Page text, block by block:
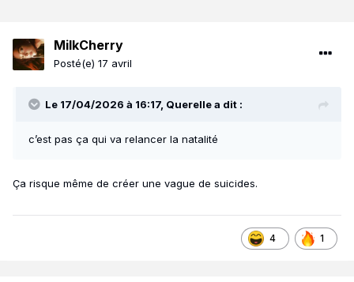
MilkCherry
Posté(e) 17 avril
Le 17/04/2026 à 16:17, Querellea dit :
c’est pas ça qui va relancer la natalité
Ça risque même de créer une vague de suicides.
4 1